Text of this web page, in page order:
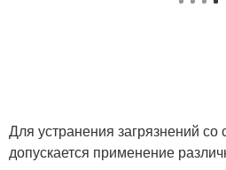
Для устранения загрязнений со
допускается применение